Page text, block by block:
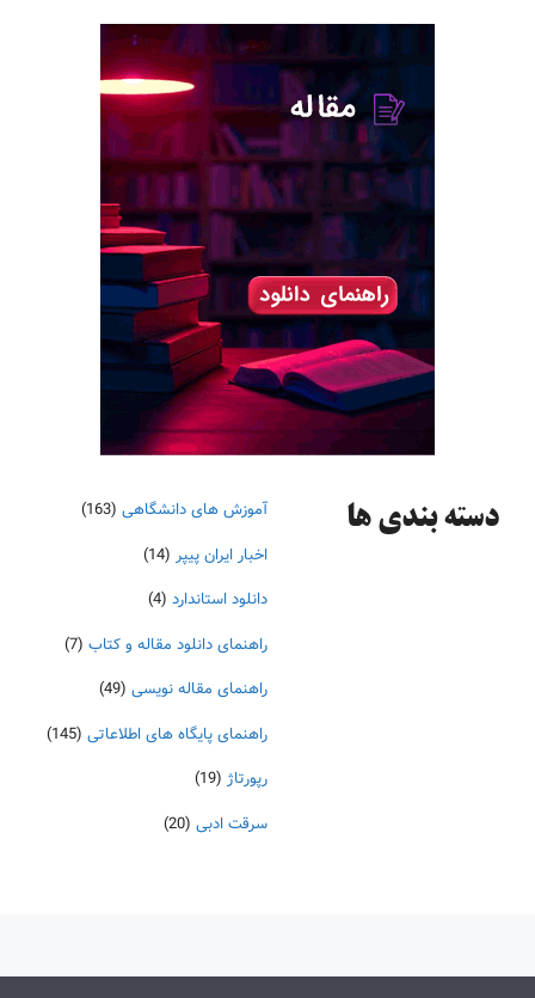
دسته‌ بندی ها آموزش های دانشگاهی (163)
اخبار ایران پیپر (14)
دانلود استاندارد (4)
راهنمای دانلود مقاله و کتاب (7)
راهنمای مقاله نویسی (49)
راهنمای پایگاه های اطلاعاتی (145)
رپورتاژ (19)
سرقت ادبی (20)